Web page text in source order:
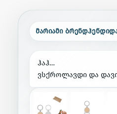
მარიამი
ჰაჰ…
ვსქროლავდი და დავ